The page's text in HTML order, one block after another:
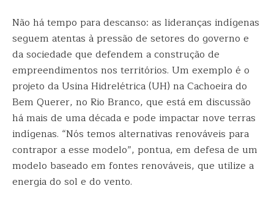
Não há tempo para descanso: as lideranças indígenas
seguem atentas à pressão de setores do governo e
da sociedade que defendem a construção de
empreendimentos nos territórios. Um exemplo é o
projeto da Usina Hidrelétrica (UH) na Cachoeira do
Bem Querer, no Rio Branco, que está em discussão
há mais de uma década e pode impactar nove terras
indígenas. “Nós temos alternativas renováveis para
contrapor a esse modelo”, pontua, em defesa de um
modelo baseado em fontes renováveis, que utilize a
energia do sol e do vento.